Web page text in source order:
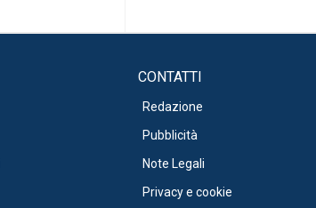
CONTATTI
Redazione
Pubblicità
Note Legali
Privacy e cookie